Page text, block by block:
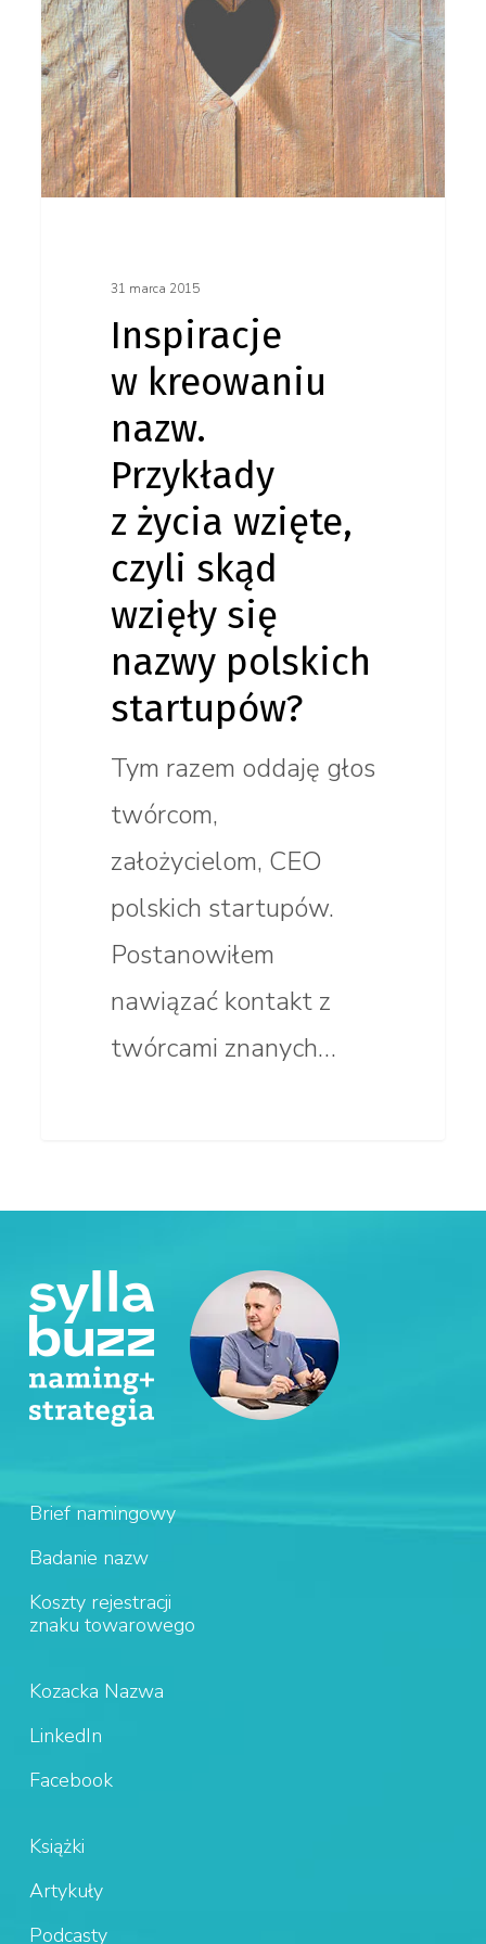
wzięte,
czyli
skąd
wzięły
nazwy
polskich
startupów?
31 marca 2015
Inspiracje
w kreowaniu
nazw.
Przykłady
z życia wzięte,
czyli skąd
wzięły się
nazwy polskich
startupów?
Tym razem oddaję głos
twórcom,
założycielom, CEO
polskich startupów.
Postanowiłem
nawiązać kontakt z
twórcami znanych…
Brief namingowy
Badanie nazw
Koszty rejestracji
znaku towarowego
Kozacka Nazwa
LinkedIn
Facebook
Książki
Artykuły
Podcasty